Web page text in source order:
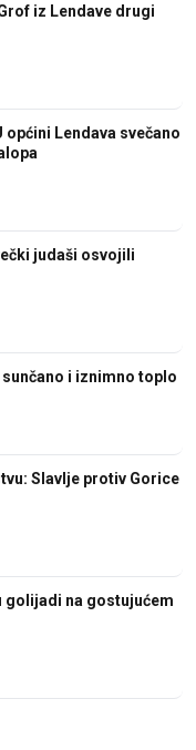
iz Lendave drugi
Lendava svečano
judaši osvojili
i iznimno toplo
Slavlje protiv Gorice
golijadi na gostujućem